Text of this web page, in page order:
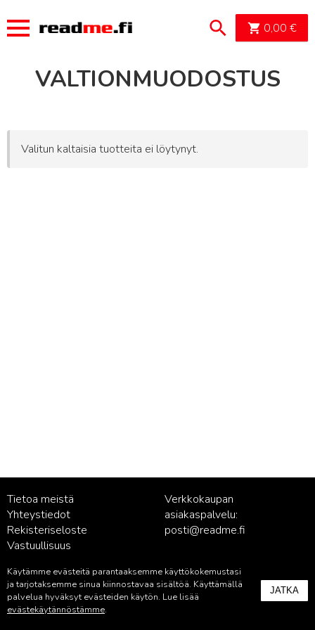
0,00 €
VALTIONMUODOSTUS
Valitun kaltaisia tuotteita ei löytynyt.
Tietoa meistä
Yhteystiedot
Rekisteriseloste
Vastuullisuus
Verkkokaupan
asiakaspalvelu:
posti@readme.fi
Kustantamon asiakaspalvelu:
palvelu@readme.fi
Käytämme evästeitä parantaaksemme käyttökokemustasi
ja tarjotaksemme sinua kiinnostavaa sisältöä. Käyttämällä
palvelua hyväksyt evästeiden käytön. Lue lisää
evästekäytännöstämme.
JATKA